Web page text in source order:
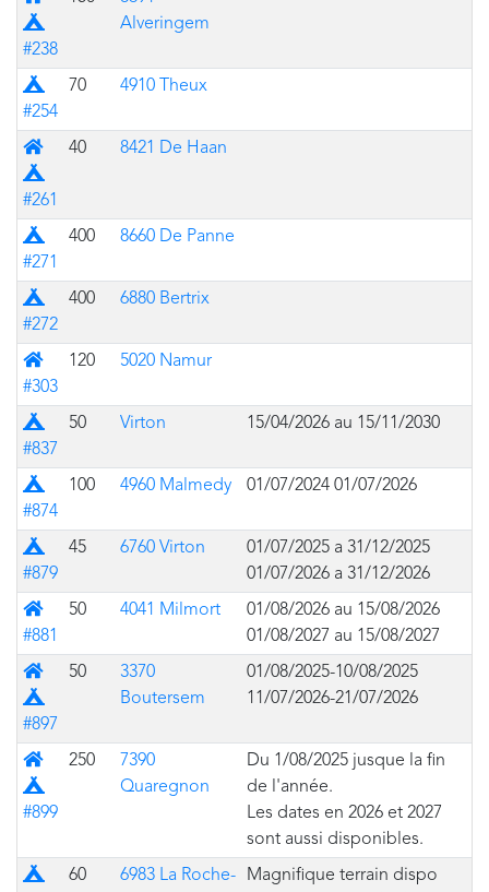
#238
Alveringem
Prairie
#254
70 4910 Theux
Mixte (bâtiment avec prairie pour des tentes)
#261
40 8421 De Haan
Prairie
#271
400 8660 De Panne
Prairie
#272
400 6880 Bertrix
Bâtiment
#303
120 5020 Namur
Prairie
#837
50 Virton 15/04/2026 au 15/11/2030
Prairie
#874
100 4960 Malmedy 01/07/2024 01/07/2026
Prairie
#879
45 6760 Virton
01/07/2025 a 31/12/2025
01/07/2026 a 31/12/2026
Bâtiment
#881
50 4041 Milmort
01/08/2026 au 15/08/2026
01/08/2027 au 15/08/2027
Mixte (bâtiment avec prairie pour des tentes)
#897
50
3370
Boutersem
01/08/2025-10/08/2025
11/07/2026-21/07/2026
Mixte (bâtiment avec prairie pour des tentes)
#899
250
7390
Quaregnon
Du 1/08/2025 jusque la fin
de l'année.
Les dates en 2026 et 2027
sont aussi disponibles.
Prairie60
6983 La Roche-
Magnifique terrain dispo